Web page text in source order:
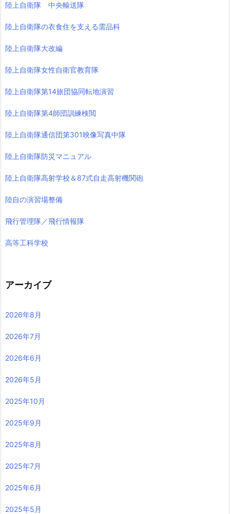
陸上自衛隊 中央輸送隊
陸上自衛隊の衣食住を支える需品科
陸上自衛隊大改編
陸上自衛隊女性自衛官教育隊
陸上自衛隊第14旅団協同転地演習
陸上自衛隊第4師団訓練検閲
陸上自衛隊通信団第301映像写真中隊
陸上自衛隊防災マニュアル
陸上自衛隊高射学校＆87式自走高射機関砲
陸自の演習場整備
飛行管理隊／飛行情報隊
高等工科学校
アーカイブ
2026年8月
2026年7月
2026年6月
2026年5月
2025年10月
2025年9月
2025年8月
2025年7月
2025年6月
2025年5月